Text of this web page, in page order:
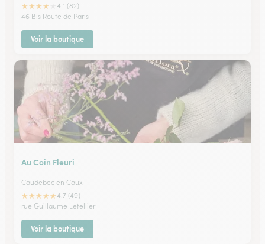
★★★★
4.1 (82)
46 Bis Route de Paris
Voir la boutique
Au Coin Fleuri
Caudebec en Caux
★★★★★4.7 (49)
rue Guillaume Letellier
Voir la boutique